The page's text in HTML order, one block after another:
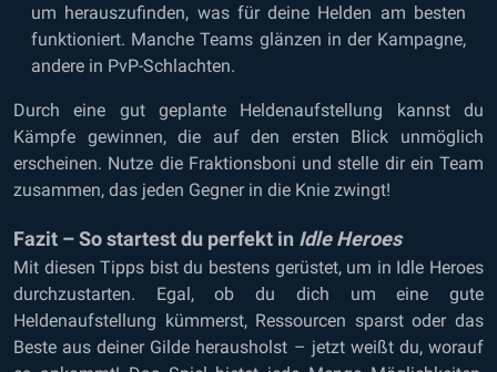
um herauszufinden, was für deine Helden am besten
funktioniert. Manche Teams glänzen in der Kampagne,
andere in PvP-Schlachten.
Durch eine gut geplante Heldenaufstellung kannst du
Kämpfe gewinnen, die auf den ersten Blick unmöglich
erscheinen. Nutze die Fraktionsboni und stelle dir ein Team
zusammen, das jeden Gegner in die Knie zwingt!
Fazit – So startest du perfekt in Idle Heroes
Mit diesen Tipps bist du bestens gerüstet, um in Idle Heroes
durchzustarten. Egal, ob du dich um eine gute
Heldenaufstellung kümmerst, Ressourcen sparst oder das
Beste aus deiner Gilde herausholst – jetzt weißt du, worauf